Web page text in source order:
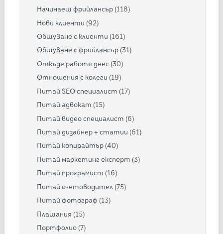
Начинаещ фрийлансър (118)
Нови клиенти (92)
Общуване с клиенти (161)
Общуване с фрийлансър (31)
Откъде работя днес (30)
Отношения с колеги (19)
Питай SEO специалист (17)
Питай адвокат (15)
Питай видео специалист (6)
Питай дизайнер + статии (61)
Питай копирайтър (40)
Питай маркетинг експерт (3)
Питай програмист (16)
Питай счетоводител (75)
Питай фотограф (13)
Плащания (15)
Портфолио (7)